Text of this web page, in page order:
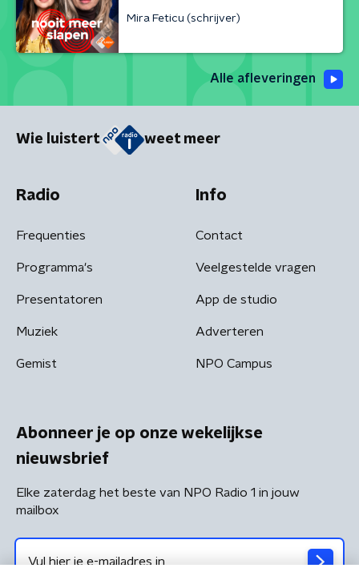
Mira Feticu (schrijver)
Alle afleveringen
Wie luistert weet meer
Radio
Frequenties
Programma's
Presentatoren
Muziek
Gemist
Info
Contact
Veelgestelde vragen
App de studio
Adverteren
NPO Campus
Abonneer je op onze wekelijkse
nieuwsbrief
Elke zaterdag het beste van NPO Radio 1 in jouw
mailbox